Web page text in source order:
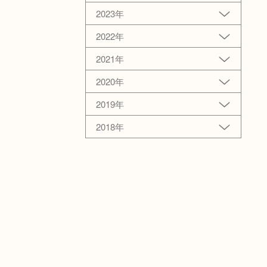
2023年
2022年
2021年
2020年
2019年
2018年